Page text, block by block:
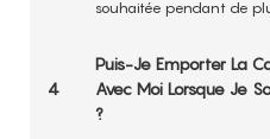
souhaitée pendant de
4
Puis-Je Emporter La
Avec Moi Lorsque Je
?